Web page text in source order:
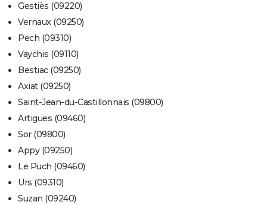
Gestiès (09220)
Vernaux (09250)
Pech (09310)
Vaychis (09110)
Bestiac (09250)
Axiat (09250)
Saint-Jean-du-Castillonnais (09800)
Artigues (09460)
Sor (09800)
Appy (09250)
Le Puch (09460)
Urs (09310)
Suzan (09240)